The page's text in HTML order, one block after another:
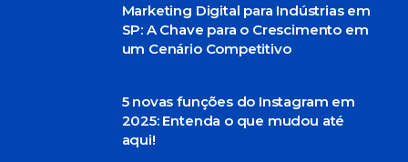
Marketing Digital para Indústrias em
SP: A Chave para o Crescimento em
um Cenário Competitivo
5 novas funções do Instagram em
2025: Entenda o que mudou até
aqui!